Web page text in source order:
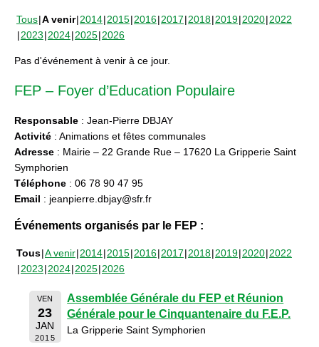
Tous A venir 2014 2015 2016 2017 2018 2019 2020 2022
2023 2024 2025 2026
Pas d'événement à venir à ce jour.
FEP – Foyer d’Education Populaire
Responsable : Jean-Pierre DBJAY
Activité : Animations et fêtes communales
Adresse : Mairie – 22 Grande Rue – 17620 La Gripperie Saint
Symphorien
Téléphone : 06 78 90 47 95
Email : jeanpierre.dbjay@sfr.fr
Événements organisés par le FEP :
Tous A venir 2014 2015 2016 2017 2018 2019 2020 2022
2023 2024 2025 2026
VEN
23
JAN
2015
Assemblée Générale du FEP et Réunion
Générale pour le Cinquantenaire du F.E.P.
La Gripperie Saint Symphorien